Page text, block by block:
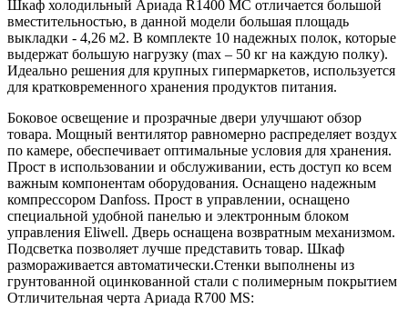
Шкаф холодильный Ариада R1400 MC отличается большой
вместительностью, в данной модели большая площадь
выкладки - 4,26 м2. В комплекте 10 надежных полок, которые
выдержат большую нагрузку (max – 50 кг на каждую полку).
Идеально решения для крупных гипермаркетов, используется
для кратковременного хранения продуктов питания.
Боковое освещение и прозрачные двери улучшают обзор
товара. Мощный вентилятор равномерно распределяет воздух
по камере, обеспечивает оптимальные условия для хранения.
Прост в использовании и обслуживании, есть доступ ко всем
важным компонентам оборудования. Оснащено надежным
компрессором Danfoss. Прост в управлении, оснащено
специальной удобной панелью и электронным блоком
управления Eliwell. Дверь оснащена возвратным механизмом.
Подсветка позволяет лучше представить товар. Шкаф
размораживается автоматически.Стенки выполнены из
грунтованной оцинкованной стали с полимерным покрытием
Отличительная черта Ариада R700 MS: